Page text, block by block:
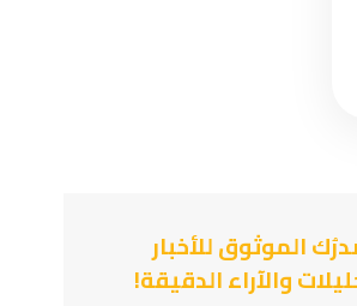
الموثوق للأخبار
والآراء الدقيقة!